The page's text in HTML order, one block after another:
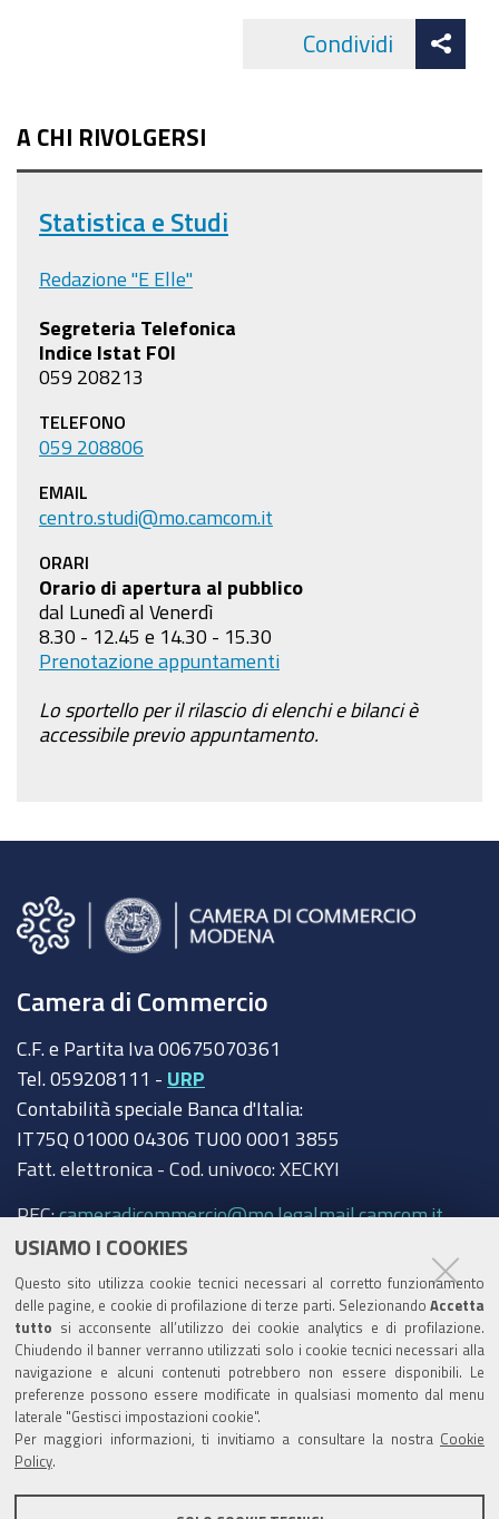
USIAMO I COOKIES
Questo sito utilizza cookie tecnici necessari al corretto funzionamento
delle pagine, e cookie di profilazione di terze parti. Selezionando Accetta
tutto si acconsente all’utilizzo dei cookie analytics e di profilazione.
Chiudendo il banner verranno utilizzati solo i cookie tecnici necessari alla
navigazione e alcuni contenuti potrebbero non essere disponibili. Le
preferenze possono essere modificate in qualsiasi momento dal menu
laterale "Gestisci impostazioni cookie".
Per maggiori informazioni, ti invitiamo a consultare la nostra Cookie
Policy
Condividi
A CHI RIVOLGERSI
Statistica e Studi
Redazione "E Elle"
Segreteria Telefonica
Indice Istat FOI
059 208213
TELEFONO
059 208806
EMAIL
centro.studi@mo.camcom.it
ORARI
Orario di apertura al pubblico
dal Lunedì al Venerdì
8.30 - 12.45 e 14.30 - 15.30
Prenotazione appuntamenti
Lo sportello per il rilascio di elenchi e bilanci è
accessibile previo appuntamento.
Camera di Commercio
C.F. e Partita Iva 00675070361
Tel. 059208111 - URP
Contabilità speciale Banca d'Italia:
IT75Q 01000 04306 TU00 0001 3855
Fatt. elettronica - Cod. univoco: XECKYI
PEC:cameradicommercio@mo.legalmail.camcom.it
Trasparenza
Amministrazione trasparente
Albo Camerale
Pubblicità Legale
Area riservata Amministratori